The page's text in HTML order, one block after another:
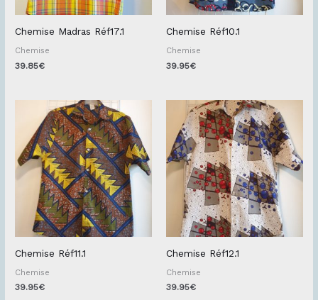
Chemise Madras Réf17.1
Chemise
39.85€
Chemise Réf10.1
Chemise
39.95€
Chemise Réf11.1
Chemise
39.95€
Chemise Réf12.1
Chemise
39.95€